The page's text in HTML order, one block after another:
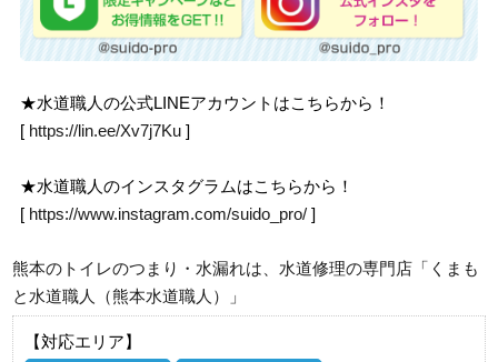
★水道職人の公式LINEアカウントはこちらから！
[ https://lin.ee/Xv7j7Ku ]
★水道職人のインスタグラムはこちらから！
[ https://www.instagram.com/suido_pro/ ]
熊本のトイレのつまり・水漏れは、水道修理の専門店「くまも
と水道職人（熊本水道職人）」
【対応エリア】